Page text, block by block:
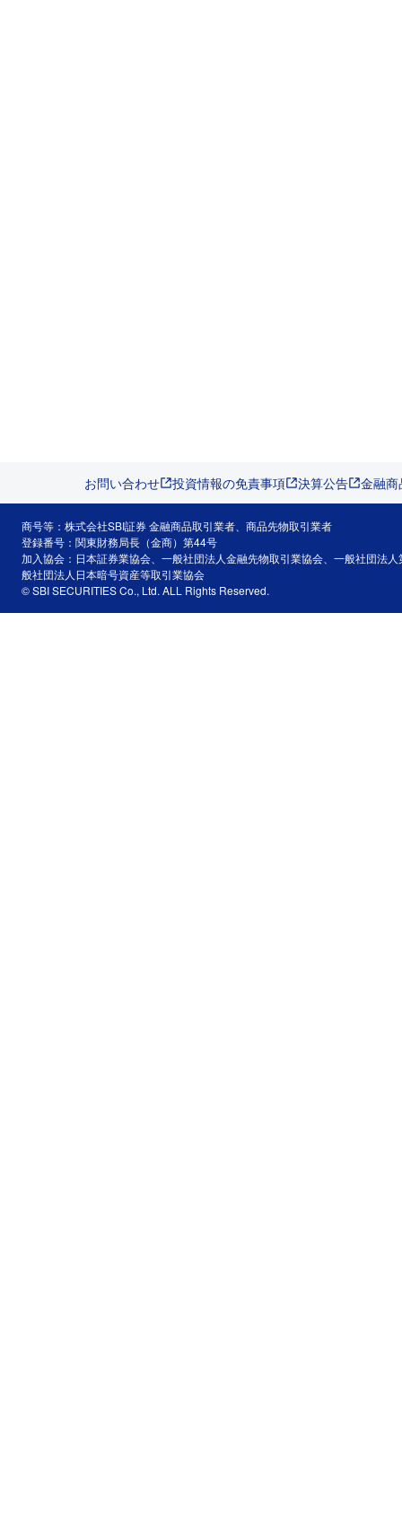
お問い合わせ 投資情報の免責事項 決算公告 金融
商号等：株式会社SBI証券 金融商品取引業者、商品先物取引業者
登録番号：関東財務局長（金商）第44号
加入協会：日本証券業協会、一般社団法人金融先物取引業協会、一般社団法
般社団法人日本暗号資産等取引業協会
© SBI SECURITIES Co., Ltd. ALL Rights Reserved.